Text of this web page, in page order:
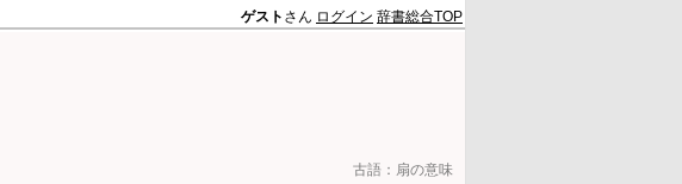
古語： 扇の意味
ゲスト さん ログイン 辞書総合TOP